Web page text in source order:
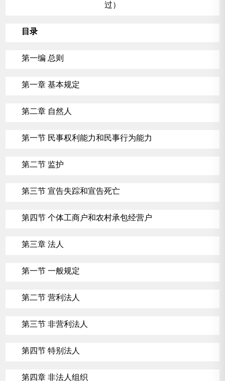
过）
目录
第一编 总则
第一章 基本规定
第二章 自然人
第一节 民事权利能力和民事行为能力
第二节 监护
第三节 宣告失踪和宣告死亡
第四节 个体工商户和农村承包经营户
第三章 法人
第一节 一般规定
第二节 营利法人
第三节 非营利法人
第四节 特别法人
第四章 非法人组织